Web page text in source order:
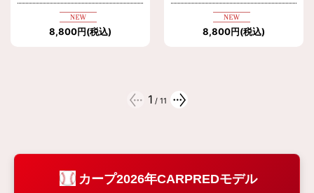
8,800円(税込) 8,800円(税込)
1 / 11
カープ2026年CARPREDモデル